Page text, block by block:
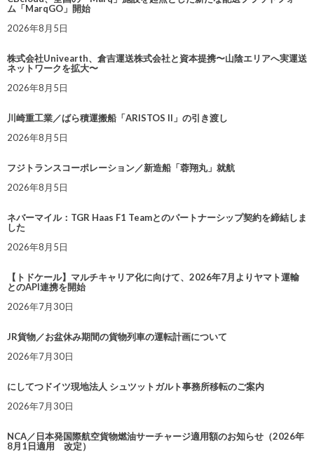
ム「MarqGO」開始
2026年8月5日
株式会社Univearth、倉吉運送株式会社と資本提携〜山陰エリアへ実運送
ネットワークを拡大〜
2026年8月5日
川崎重工業／ばら積運搬船「ARISTOS II」の引き渡し
2026年8月5日
フジトランスコーポレーション／新造船「蓉翔丸」就航
2026年8月5日
ネバーマイル：TGR Haas F1 Teamとのパートナーシップ契約を締結しま
した
2026年8月5日
【トドケール】マルチキャリア化に向けて、2026年7月よりヤマト運輸
とのAPI連携を開始
2026年7月30日
JR貨物／お盆休み期間の貨物列車の運転計画について
2026年7月30日
にしてつドイツ現地法人 シュツットガルト事務所移転のご案内
2026年7月30日
NCA／日本発国際航空貨物燃油サーチャージ適用額のお知らせ（2026年
8月1日適用 改定）